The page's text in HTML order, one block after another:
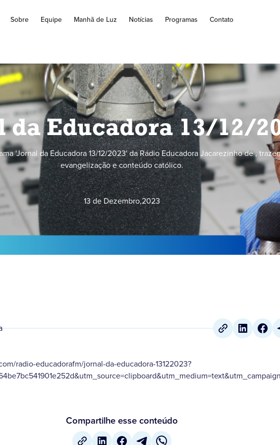
Sobre Equipe Manhã de Luz Notícias Programas Contato
da Educadora 13/12/
'Jornal da Educadora 13/12/2023' da Rádio Educadora Jacarezinho de ,
evangelização e conteúdo católico.
13 de Dezembro,2023
radio-educadorafm/jornal-da-educadora-13122023?
Compartilhe esse conteúdo